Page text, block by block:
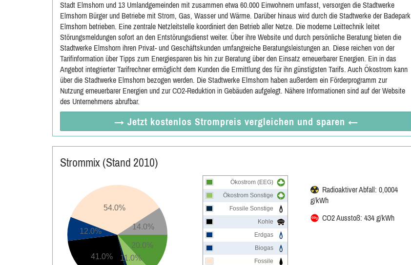
Stadt Elmshorn und 13 Umlandgemeinden mit zusammen etwa 60.000 Einwohnern umfasst, versorgen die Stadtwerke
Elmshorn Bürger und Betriebe mit Strom, Gas, Wasser und Wärme. Darüber hinaus wird durch die Stadtwerke der Badepark
Elmshorn betrieben. Eine zentrale Netzleitstelle koordiniert den Betrieb aller Netze. Die moderne Leittechnik leitet
Störungsmeldungen sofort an den Entstörungsdienst weiter. Über ihre Website und durch persönliche Beratung bieten die
Stadtwerke Elmshorn ihren Privat- und Geschäftskunden umfangreiche Beratungsleistungen an. Diese reichen von der
Tarifinformation über Tipps zum Energiesparen bis hin zur Beratung über den Einsatz erneuerbarer Energien. Ein in das
Angebot integrierter Tarifrechner ermöglicht dem Kunden die Ermittlung des für ihn günstigsten Tarifs. Auch Ökostrom kann
über die Stadtwerke Elmshorn bezogen werden. Die Stadtwerke Elmshorn haben außerdem ein Förderprogramm zur
Nutzung erneuerbarer Energien und zur CO2-Reduktion in Gebäuden aufgelegt. Nähere Informationen sind auf der Website
des Unternehmens abrufbar.
→ Jetzt kostenlos Strompreis vergleichen und sparen ←
Strommix (Stand 2010)
Ökostrom (EEG)
Ökostrom Sonstige
Fossile Sonstige
Kohle
Erdgas
Biogas
Fossile
20.0%
11.0%
41.0%
12.0%
54.0%
14.0%
Radioaktiver Abfall: 0,0004
g/kWh
CO2 Ausstoß: 434 g/kWh